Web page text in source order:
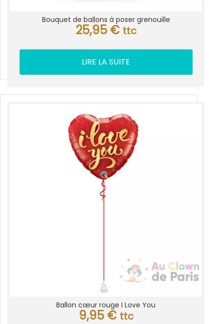
Bouquet de ballons à poser grenouille
25,95 € ttc
LIRE LA SUITE
Ballon cœur rouge I Love You
9,95 € ttc